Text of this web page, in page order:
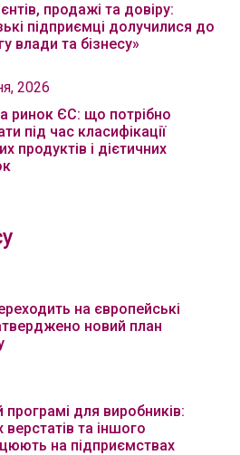
продажі та довіру:
підприємці долучилися до
влади та бізнесу»
2026
ринок ЄС: що потрібно
під час класифікації
продуктів і дієтичних
на європейські
новий план
програмі для виробників:
та іншого
на підприємствах